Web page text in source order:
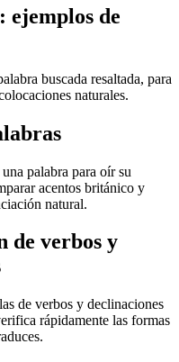
ejemplos de
buscada resaltada, para
naturales.
palabra para oír su
acentos británico y
natural.
de verbos y
de verbos y declinaciones
rápidamente las formas